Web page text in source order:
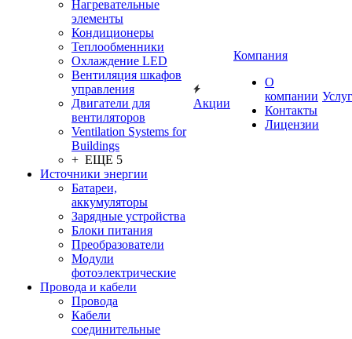
Нагревательные
элементы
Кондиционеры
Теплообменники
Охлаждение LED
Вентиляция шкафов
управления
Двигатели для
вентиляторов
Ventilation Systems for
Buildings
+ ЕЩЕ 5
Источники энергии
Батареи,
аккумуляторы
Зарядные устройства
Блоки питания
Преобразователи
Модули
фотоэлектрические
Провода и кабели
Провода
Кабели
соединительные
Акции
Компания
О
компании
Контакты
Лицензии